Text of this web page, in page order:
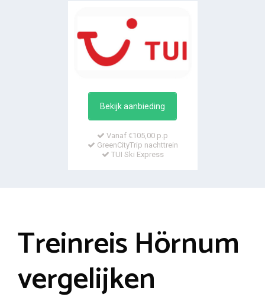
Bekijk aanbieding
Vanaf €105,00 p.p
GreenCityTrip nachttrein
TUI Ski Express
Treinreis Hörnum
vergelijken